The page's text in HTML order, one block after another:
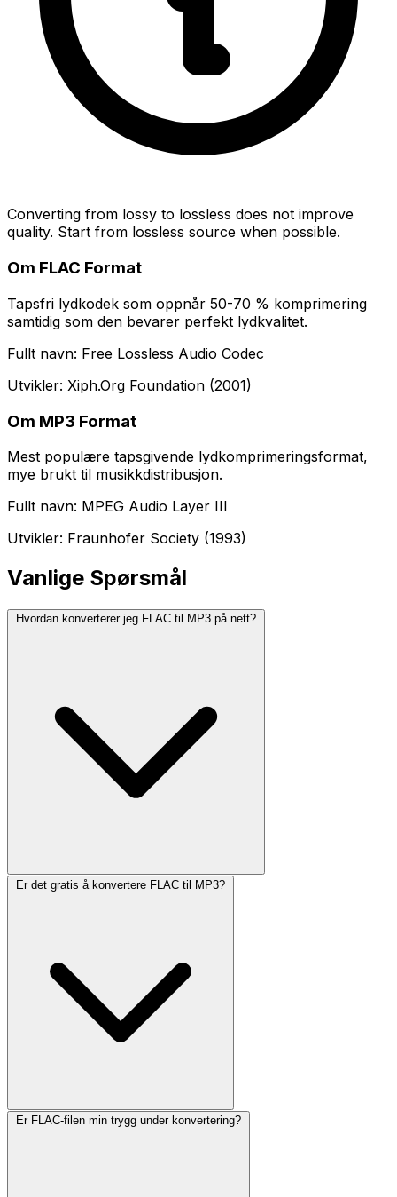
Converting from lossy to lossless does not improve
quality. Start from lossless source when possible.
Om FLAC Format
Tapsfri lydkodek som oppnår 50-70 % komprimering
samtidig som den bevarer perfekt lydkvalitet.
Fullt navn: Free Lossless Audio Codec
Utvikler: Xiph.Org Foundation (2001)
Om MP3 Format
Mest populære tapsgivende lydkomprimeringsformat,
mye brukt til musikkdistribusjon.
Fullt navn: MPEG Audio Layer III
Utvikler: Fraunhofer Society (1993)
Vanlige Spørsmål
Hvordan konverterer jeg FLAC til MP3 på nett?
Er det gratis å konvertere FLAC til MP3?
Er FLAC-filen min trygg under konvertering?